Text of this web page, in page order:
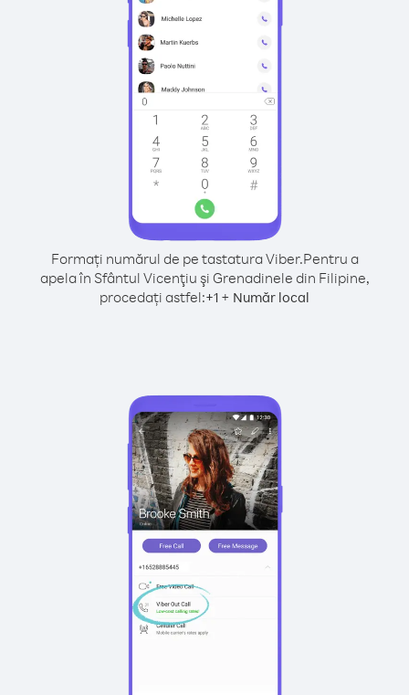
Formați numărul de pe tastatura Viber.Pentru a
apela în Sfântul Vicenţiu şi Grenadinele din Filipine,
procedați astfel:+1 + Număr local